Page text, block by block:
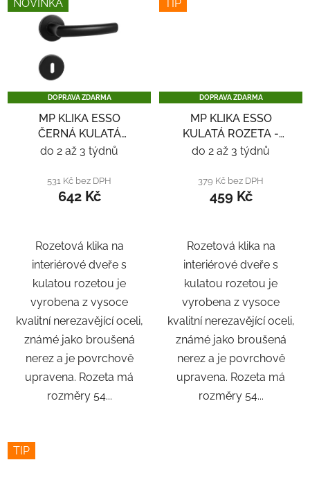
NOVINKA
DOPRAVA ZDARMA
MP KLIKA ESSO
ČERNÁ KULATÁ
ROZETA - ČERNÁ
do 2 až 3 týdnů
531 Kč bez DPH
642 Kč
Rozetová klika na
interiérové ​​dveře s
kulatou rozetou je
vyrobena z vysoce
kvalitní nerezavějící oceli,
známé jako broušená
nerez a je povrchově
upravena. Rozeta má
rozměry 54...
TIP
DOPRAVA ZDARMA
MP KLIKA ESSO
KULATÁ ROZETA -
NEREZ
do 2 až 3 týdnů
379 Kč bez DPH
459 Kč
Rozetová klika na
interiérové ​​dveře s
kulatou rozetou je
vyrobena z vysoce
kvalitní nerezavějící oceli,
známé jako broušená
nerez a je povrchově
upravena. Rozeta má
rozměry 54...
TIP